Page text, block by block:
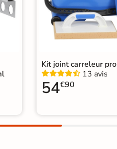
Kit joint carreleur pro
13 avis
54€90